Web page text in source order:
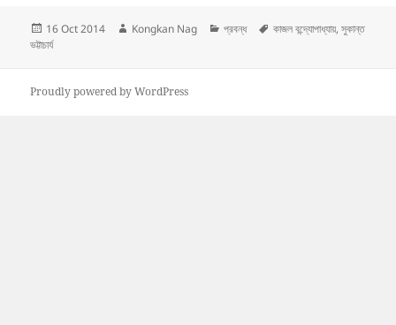
Posted
on
16 Oct 2014 Author
Kongkan Nag Categories
প্রবন্ধ Tags
কাজল বন্দ্যোপাধ্যায়,সুকান্ত
ভট্টাচার্য
Proudly powered by WordPress